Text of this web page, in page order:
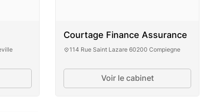
Courtage Finance Assurance
114 Rue Saint Lazare 60200 Compiegne
Voir le cabinet